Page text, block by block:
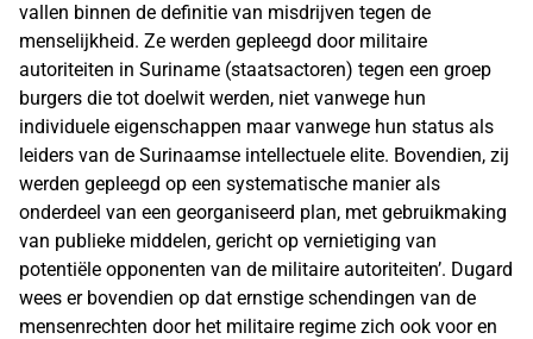
vallen binnen de definitie van misdrijven tegen de
menselijkheid. Ze werden gepleegd door militaire
autoriteiten in Suriname (staatsactoren) tegen een groep
burgers die tot doelwit werden, niet vanwege hun
individuele eigenschappen maar vanwege hun status als
leiders van de Surinaamse intellectuele elite. Bovendien, zij
werden gepleegd op een systematische manier als
onderdeel van een georganiseerd plan, met gebruikmaking
van publieke middelen, gericht op vernietiging van
potentiële opponenten van de militaire autoriteiten’. Dugard
wees er bovendien op dat ernstige schendingen van de
mensenrechten door het militaire regime zich ook voor en